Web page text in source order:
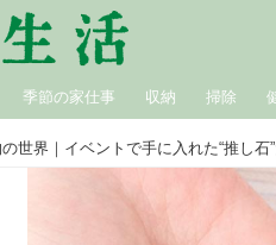
季節の家仕事 収納 掃除